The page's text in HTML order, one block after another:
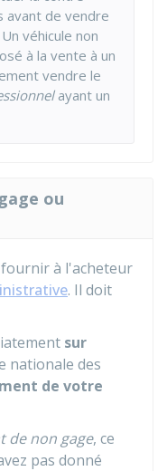
avant de vendre
véhicule non
à la vente à un
vendre le
ayant un
ou
fournir à l'acheteur
. Il doit
sur
nationale des
de votre
de non gage, ce
pas donné